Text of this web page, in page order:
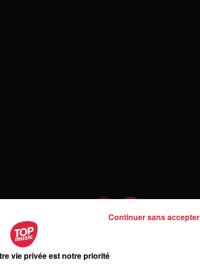
vie privée est notre priorité
Continuer sans accepter